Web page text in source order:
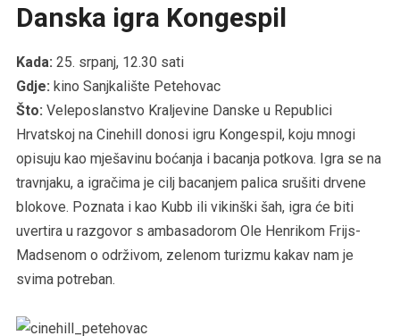
Danska igra Kongespil
Kada: 25. srpanj, 12.30 sati
Gdje: kino Sanjkalište Petehovac
Što: Veleposlanstvo Kraljevine Danske u Republici
Hrvatskoj na Cinehill donosi igru Kongespil, koju mnogi
opisuju kao mješavinu boćanja i bacanja potkova. Igra se na
travnjaku, a igračima je cilj bacanjem palica srušiti drvene
blokove. Poznata i kao Kubb ili vikinški šah, igra će biti
uvertira u razgovor s ambasadorom Ole Henrikom Frijs-
Madsenom o održivom, zelenom turizmu kakav nam je
svima potreban.